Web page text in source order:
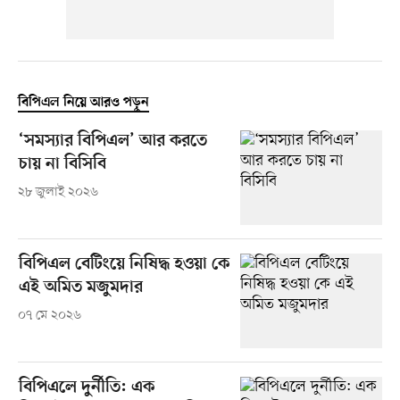
বিপিএল নিয়ে আরও পড়ুন
‘সমস্যার বিপিএল’ আর করতে
চায় না বিসিবি
২৮ জুলাই ২০২৬
বিপিএল বেটিংয়ে নিষিদ্ধ হওয়া কে
এই অমিত মজুমদার
০৭ মে ২০২৬
বিপিএলে দুর্নীতি: এক